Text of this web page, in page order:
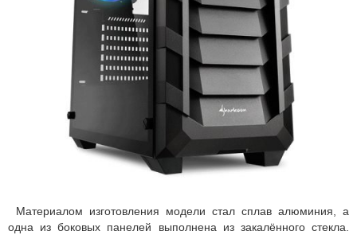
Материалом изготовления модели стал сплав алюминия, а
одна из боковых панелей выполнена из закалённого стекла.